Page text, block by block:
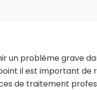
un problème grave
il est important
de traitement